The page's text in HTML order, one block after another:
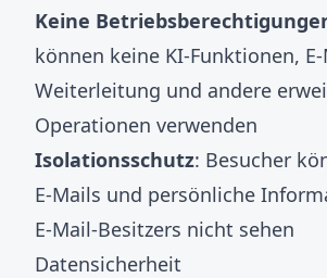
Keine
können keine KI-Funktionen,
Weiterleitung und andere
Operationen verwenden
Isolationsschutz: Besucher
E-Mails und persönliche
E-Mail-Besitzers nicht sehen
Datensicherheit